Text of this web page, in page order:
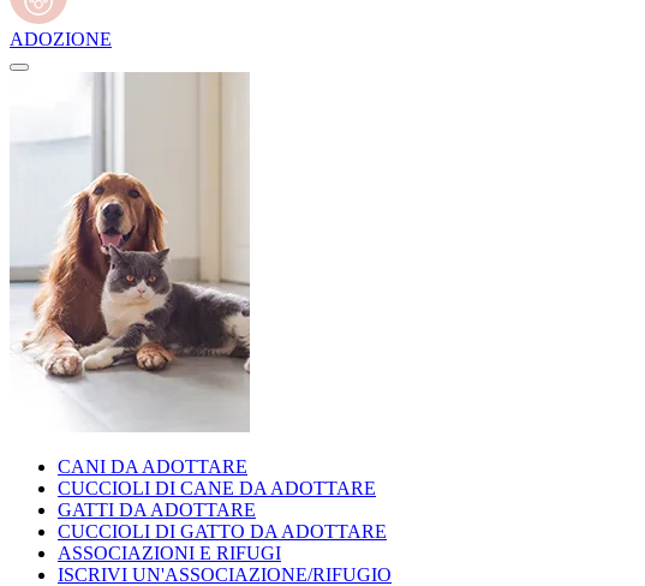
ADOZIONE
CANI DA ADOTTARE
CUCCIOLI DI CANE DA ADOTTARE
GATTI DA ADOTTARE
CUCCIOLI DI GATTO DA ADOTTARE
ASSOCIAZIONI E RIFUGI
ISCRIVI UN'ASSOCIAZIONE/RIFUGIO